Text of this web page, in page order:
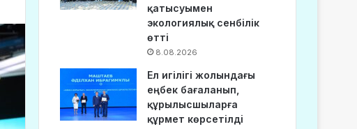
қатысуымен
экологиялық сенбілік
өтті
8.08.2026
Ел игілігі жолындағы
еңбек бағаланып,
құрылысшыларға
құрмет көрсетілді